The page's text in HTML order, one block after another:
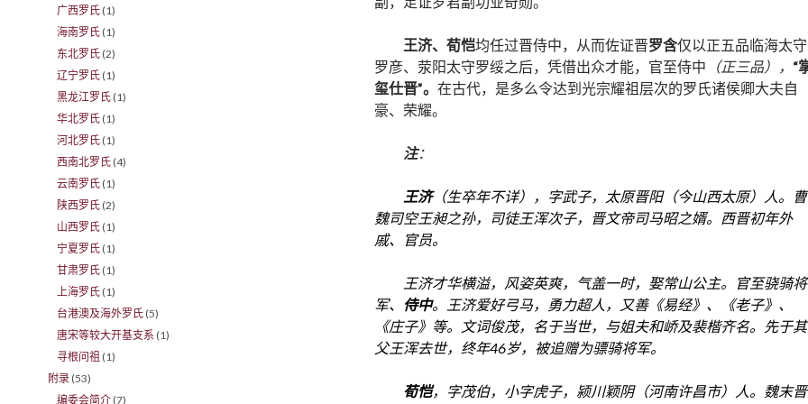
王济、荀恺均任过晋侍中，从而佐证晋罗含仅以正五品临海太守
罗彦、荥阳太守罗绥之后，凭借出众才能，官至侍中 （正三品）， “
玺仕晋”。 在古代，是多么令达到光宗耀祖层次的罗氏诸侯卿大夫自
豪、荣耀。
注：
王济（生卒年不详），字武子，太原晋阳（今山西太原）人。曹
魏司空王昶之孙，司徒王浑次子，晋文帝司马昭之婿。西晋初年外
戚、官员。
王济才华横溢，风姿英爽，气盖一时，娶常山公主。官至骁骑将
军、
侍中。王济爱好弓马，勇力超人，又善《易经》、《老子》、
《庄子》等。文词俊茂，名于当世，与姐夫和峤及裴楷齐名。先于其
父王浑去世，终年46岁，被追赠为骠骑将军。
荀恺，字茂伯，小字虎子，颍川颖阴（河南许昌市）人。魏末晋
广西罗氏 (1)
海南罗氏 (1)
东北罗氏 (2)
辽宁罗氏 (1)
黑龙江罗氏 (1)
华北罗氏 (1)
河北罗氏 (1)
西南北罗氏 (4)
云南罗氏 (1)
陕西罗氏 (2)
山西罗氏 (1)
宁夏罗氏 (1)
甘肃罗氏 (1)
上海罗氏 (1)
台港澳及海外罗氏 (5)
唐宋等较大开基支系 (1)
寻根问祖 (1)
附录 (53)
编委会简介 (7)